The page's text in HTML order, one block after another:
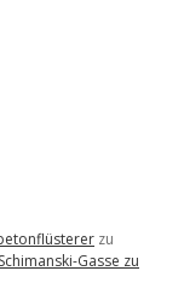
zu
Gasse zu